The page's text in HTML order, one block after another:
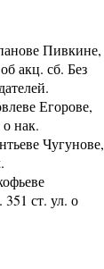
Пивкине,
акц. сб. Без
Егорове,
нак.
Чугунове,
ст. ул. о